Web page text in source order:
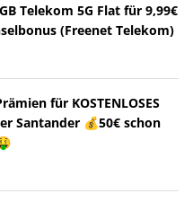
Telekom 5G Flat für 9,99€
(Freenet Telekom)
für KOSTENLOSES
Santander 💰50€ schon